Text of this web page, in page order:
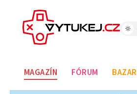
MAGAZÍN FÓRUM BAZAR